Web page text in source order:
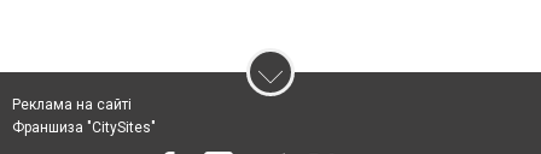
Реклама на сайті
Франшиза "CitySites"